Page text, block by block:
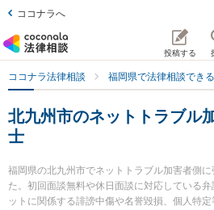
ココナラへ
投稿する
ココナラ法律相談 福岡県で法律相談でき
北九州市のネットトラブル
士
福岡県の北九州市でネットトラブル加害者側
た。初回面談無料や休日面談に対応している
ットに関係する誹謗中傷や名誉毀損、個人特